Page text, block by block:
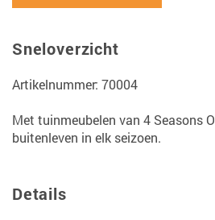
Sneloverzicht
Artikelnummer: 70004
Met tuinmeubelen van 4 Seasons
buitenleven in elk seizoen.
Details